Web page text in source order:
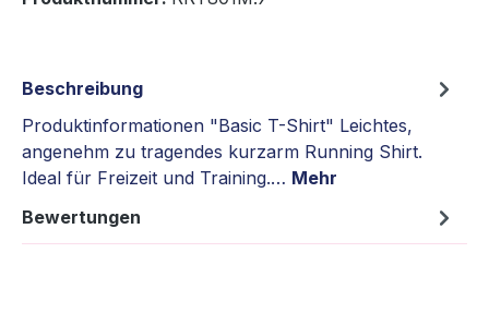
Beschreibung
Produktinformationen "Basic T-Shirt" Leichtes,
angenehm zu tragendes kurzarm Running Shirt.
Ideal für Freizeit und Training.… Mehr
Bewertungen